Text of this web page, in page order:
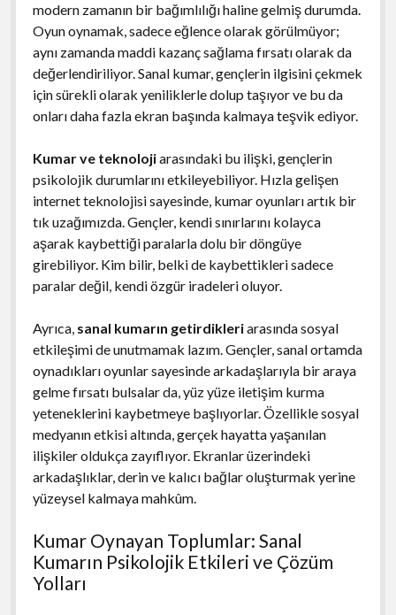
modern zamanın bir bağımlılığı haline gelmiş durumda.
Oyun oynamak, sadece eğlence olarak görülmüyor;
aynı zamanda maddi kazanç sağlama fırsatı olarak da
değerlendiriliyor. Sanal kumar, gençlerin ilgisini çekmek
için sürekli olarak yeniliklerle dolup taşıyor ve bu da
onları daha fazla ekran başında kalmaya teşvik ediyor.
Kumar ve teknolojiarasındaki bu ilişki, gençlerin
psikolojik durumlarını etkileyebiliyor. Hızla gelişen
internet teknolojisi sayesinde, kumar oyunları artık bir
tık uzağımızda. Gençler, kendi sınırlarını kolayca
aşarak kaybettiği paralarla dolu bir döngüye
girebiliyor. Kim bilir, belki de kaybettikleri sadece
paralar değil, kendi özgür iradeleri oluyor.
Ayrıca, sanal kumarın getirdikleriarasında sosyal
etkileşimi de unutmamak lazım. Gençler, sanal ortamda
oynadıkları oyunlar sayesinde arkadaşlarıyla bir araya
gelme fırsatı bulsalar da, yüz yüze iletişim kurma
yeteneklerini kaybetmeye başlıyorlar. Özellikle sosyal
medyanın etkisi altında, gerçek hayatta yaşanılan
ilişkiler oldukça zayıflıyor. Ekranlar üzerindeki
arkadaşlıklar, derin ve kalıcı bağlar oluşturmak yerine
yüzeysel kalmaya mahkûm.
Kumar Oynayan Toplumlar: Sanal
Kumarın Psikolojik Etkileri ve Çözüm
Yolları